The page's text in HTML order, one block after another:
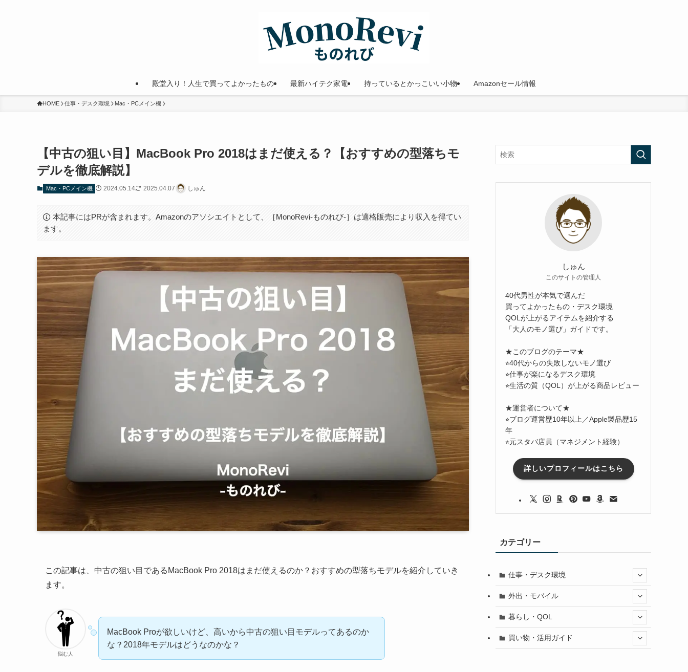
殿堂入り！人生で買ってよかったもの 最新ハイテク家電 持っているとかっこいい小物 Amazonセール情報
HOME 仕事・デスク環境 Mac・PCメイン機
【中古の狙い目】MacBook Pro 2018はまだ使える？【おすすめの型落ちモ
デルを徹底解説】
Mac・PCメイン機 2024.05.14 2025.04.07 しゅん
本記事にはPRが含まれます。Amazonのアソシエイトとして、［MonoRevi-ものれび-］は適格販売により収入を得てい
ます。
この記事は、中古の狙い目であるMacBook Pro 2018はまだ使えるのか？おすすめの型落ちモデルを紹介していき
ます。
悩む人
MacBook Proが欲しいけど、高いから中古の狙い目モデルってあるのか
な？2018年モデルはどうなのかな？
しゅん
このサイトの管理人
40代男性が本気で選んだ
買ってよかったもの・デスク環境
QOLが上がるアイテムを紹介する
「大人のモノ選び」ガイドです。
★このブログのテーマ★
⭐︎40代からの失敗しないモノ選び
⭐︎仕事が楽になるデスク環境
⭐︎生活の質（QOL）が上がる商品レビュー
★運営者について★
⭐︎ブログ運営歴10年以上／Apple製品歴15
年
⭐︎元スタバ店員（マネジメント経験）
詳しいプロフィールはこちら
カテゴリー
仕事・デスク環境
外出・モバイル
暮らし・QOL
買い物・活用ガイド